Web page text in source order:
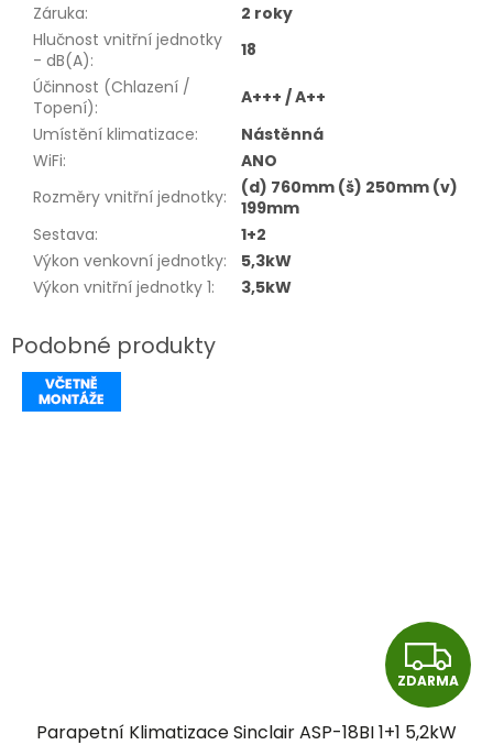
Záruka:
2 roky
Hlučnost vnitřní jednotky
- dB(A):
18
Účinnost (Chlazení /
Topení):
A+++ / A++
Umístění klimatizace:
Nástěnná
WiFi:
ANO
Rozměry vnitřní jednotky:
(d) 760mm (š) 250mm (v)
199mm
Sestava:
1+2
Výkon venkovní jednotky:
5,3kW
Výkon vnitřní jednotky 1: 3,5kW
Z
D
ZDARMA
Parapetní Klimatizace Sinclair ASP-18BI 1+1 5,2kW